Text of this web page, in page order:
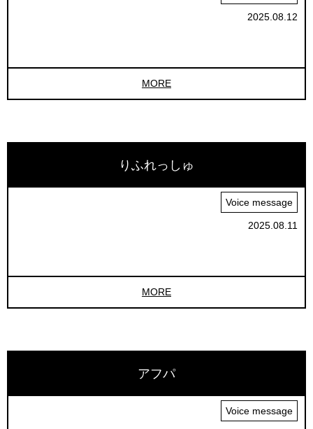
2025.08.12
MORE
りふれっしゅ
Voice message
2025.08.11
MORE
アフパ
Voice message